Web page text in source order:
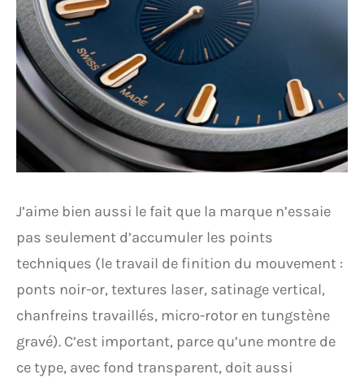
J’aime bien aussi le fait que la marque n’essaie
pas seulement d’accumuler les points
techniques (le travail de finition du mouvement :
ponts noir-or, textures laser, satinage vertical,
chanfreins travaillés, micro-rotor en tungstène
gravé). C’est important, parce qu’une montre de
ce type, avec fond transparent, doit aussi